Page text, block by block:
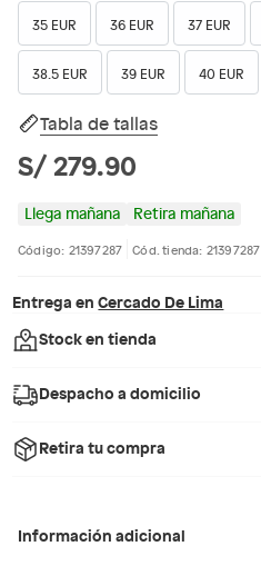
35 EUR 36 EUR 37 EUR
38.5 EUR 39 EUR 40 EUR
Tabla de tallas
S/ 279.90
Llega mañana Retira mañana
Código: 21397287 Cód. tienda: 21397287
Entrega en Cercado De Lima
Stock en tienda
Despacho a domicilio
Retira tu compra
Información adicional